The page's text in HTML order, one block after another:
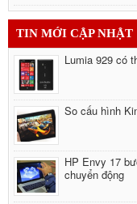
Google
6,490,000đ
550,000đ
TIN MỚI CẬP NHẬT
Lumia 929 có
So cấu hình
HP Envy 17
chuyển động